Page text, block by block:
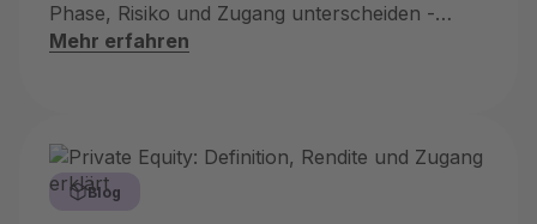
Phase, Risiko und Zugang unterscheiden -
ehrlich und kompakt.
Mehr erfahren
Blog